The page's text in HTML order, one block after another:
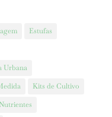
Estufas
Urbana
Kits de Cultivo
Nutrientes